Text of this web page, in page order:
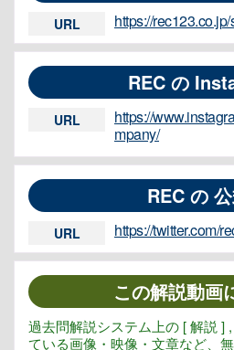
URL https://
REC の
URL
https://
mpany/
REC の
URL https://twitter.com/
この解説動画
過去問解説システム上の [ 解説 ]
ている画像・映像・文章など、